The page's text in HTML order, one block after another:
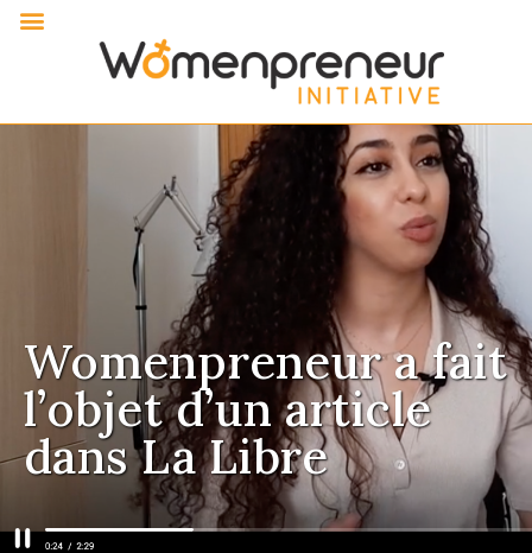
Womenpreneur a fait
l’objet d’un article
dans La Libre